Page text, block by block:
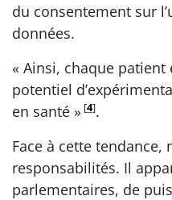
du consentement sur
données.
« Ainsi, chaque
potentiel
en santé » [4].
Face à cette tendance,
responsabilités. Il
parlementaires, de